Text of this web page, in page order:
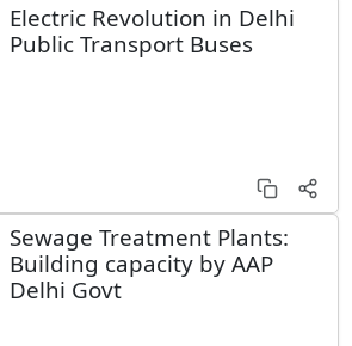
Electric Revolution in Delhi
Public Transport Buses
Sewage Treatment Plants:
Building capacity by AAP
Delhi Govt